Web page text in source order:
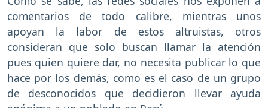
comentarios de todo calibre, mientras unos
apoyan la labor de estos altruistas, otros
consideran que solo buscan llamar la atención
pues quien quiere dar, no necesita publicar lo que
hace por los demás, como es el caso de un grupo
de desconocidos que decidieron llevar ayuda